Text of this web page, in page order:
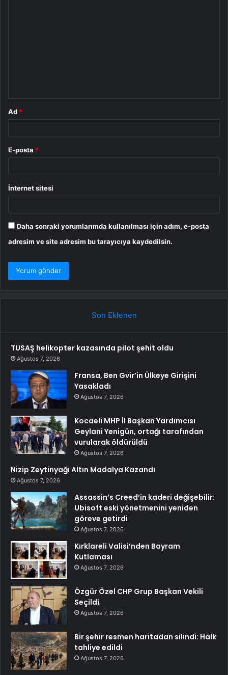
Ad *
E-posta *
İnternet sitesi
Daha sonraki yorumlarımda kullanılması için adım, e-posta
adresim ve site adresim bu tarayıcıya kaydedilsin.
Son Eklenen
TUSAŞ helikopter kazasında pilot şehit oldu
Ağustos 7, 2026
Fransa, Ben Gvir’in Ülkeye Girişini
Yasakladı
Ağustos 7, 2026
Kocaeli MHP İl Başkan Yardımcısı
Geylani Yenigün, ortağı tarafından
vurularak öldürüldü
Ağustos 7, 2026
Nizip Zeytinyağı Altın Madalya Kazandı
Ağustos 7, 2026
Assassin’s Creed’in kaderi değişebilir:
Ubisoft eski yönetmenini yeniden
göreve getirdi
Ağustos 7, 2026
Kırklareli Valisi’nden Bayram
Kutlaması
Ağustos 7, 2026
Özgür Özel CHP Grup Başkan Vekili
Seçildi
Ağustos 7, 2026
Bir şehir resmen haritadan silindi: Halk
tahliye edildi
Ağustos 7, 2026